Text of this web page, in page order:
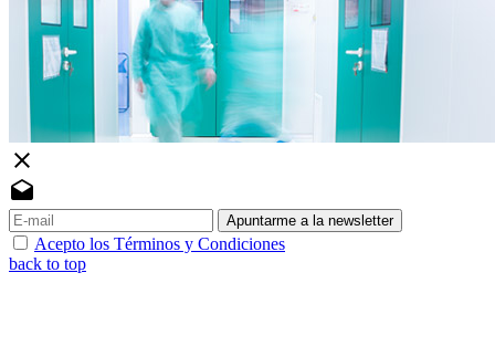
close
drafts
Apuntarme a la newsletter
Acepto los Términos y Condiciones
back to top